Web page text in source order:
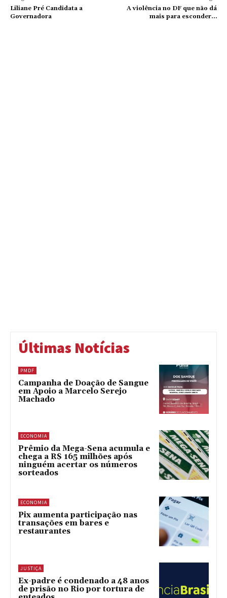
Liliane Pré Candidata a
Governadora
A violência no DF que não dá
mais para esconder…
Últimas Notícias
PMDF
Campanha de Doação de Sangue
em Apoio a Marcelo Serejo
Machado
ECONOMIA
Prêmio da Mega-Sena acumula e
chega a R$ 165 milhões após
ninguém acertar os números
sorteados
ECONOMIA
Pix aumenta participação nas
transações em bares e
restaurantes
JUSTIÇA
Ex-padre é condenado a 48 anos
de prisão no Rio por tortura de